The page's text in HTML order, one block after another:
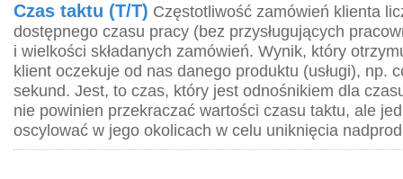
Czas taktu (T/T) Częstotliwość zamówień klienta
dostępnego czasu pracy (bez przysługujących
i wielkości składanych zamówień. Wynik, który
klient oczekuje od nas danego produktu (usługi), np.
sekund. Jest, to czas, który jest odnośnikiem dla
nie powinien przekraczać wartości czasu taktu, ale
oscylować w jego okolicach w celu uniknięcia